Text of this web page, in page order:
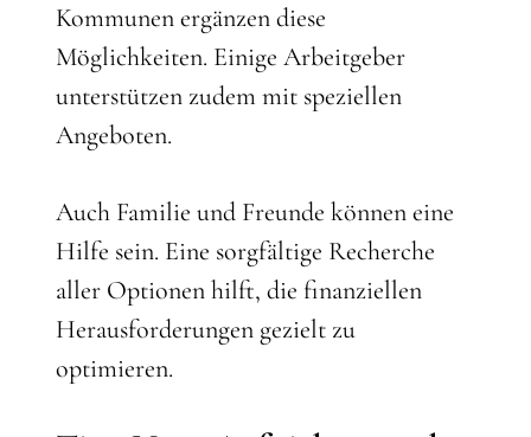
Kommunen ergänzen diese
Möglichkeiten. Einige Arbeitgeber
unterstützen zudem mit speziellen
Angeboten.
Auch Familie und Freunde können eine
Hilfe sein. Eine sorgfältige Recherche
aller Optionen hilft, die finanziellen
Herausforderungen gezielt zu
optimieren.